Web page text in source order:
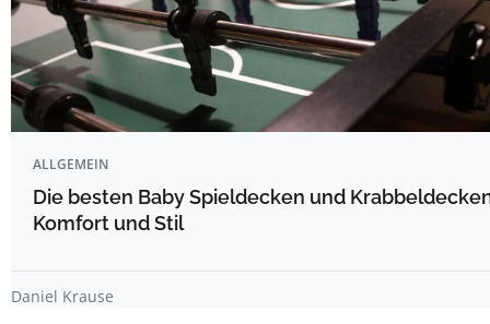
ALLGEMEIN
Die besten Baby Spieldecken und
Komfort und Stil
Daniel Krause